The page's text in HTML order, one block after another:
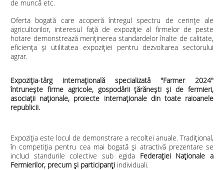
de muncă etc.
Oferta bogată care acoperă întregul spectru de cerințe ale
agricultorilor, interesul față de expoziție al firmelor de peste
hotare demonstrează menținerea standardelor înalte de calitate,
eficiența și utilitatea expoziției pentru dezvoltarea sectorului
agrar.
Expoziţia-târg internaţională specializată "Farmer 2024"
întrunește firme agricole, gospodării ţărăneşti şi de fermieri,
asociaţii naţionale, proiecte internaţionale din toate raioanele
republicii.
Expoziția este locul de demonstrare a recoltei anuale. Tradițional,
în competiția pentru cea mai bogată și atractivă prezentare se
includ standurile colective sub egida Federației Naționale a
Fermierilor, precum și participanți individuali.